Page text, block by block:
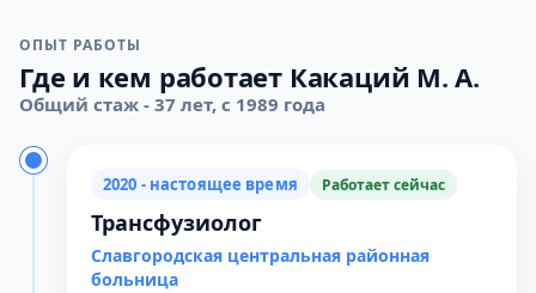
ОПЫТ РАБОТЫ
Где и кем работает Какаций М. А.
Общий стаж - 37 лет, с 1989 года
2020 - настоящее время Работает сейчас
Трансфузиолог
Славгородская центральная районная
больница